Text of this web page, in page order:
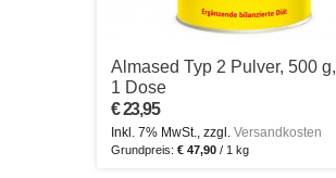
Almased Typ 2 Pulver, 500 g,
1 Dose
€ 23,95
Inkl. 7% MwSt., zzgl. Versandkosten
Grundpreis: € 47,90 / 1 kg